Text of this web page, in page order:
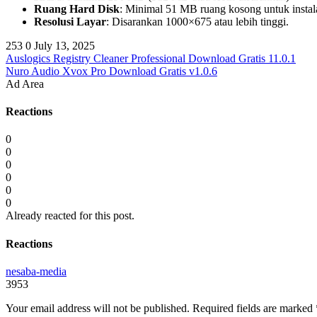
Ruang Hard Disk: Minimal 51 MB ruang kosong untuk
Resolusi Layar: Disarankan 1000×675 atau lebih tinggi.
253 0 July 13, 2025
Auslogics Registry Cleaner Professional Download Gratis 11.0.1
Nuro Audio Xvox Pro Download Gratis v1.0.6
Ad Area
Reactions
0
0
0
0
0
0
Already reacted for this post.
Reactions
nesaba-media
3953
Your email address will not be published. Required fields are marked